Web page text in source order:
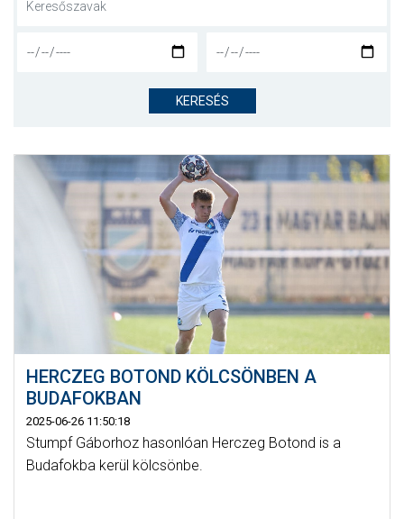
NYITÓLAP
AKADÉMIA
MÉRKŐZÉSEK
GALÉRIA
JELENTKEZÉS
SZURKOLÓI ÉLMÉNYEK
VEZETŐSÉG
KERESÉS
HERCZEG BOTOND KÖLCSÖNBEN A
BUDAFOKBAN
2025-06-26 11:50:18
Stumpf Gáborhoz hasonlóan Herczeg Botond is a
Budafokba kerül kölcsönbe.